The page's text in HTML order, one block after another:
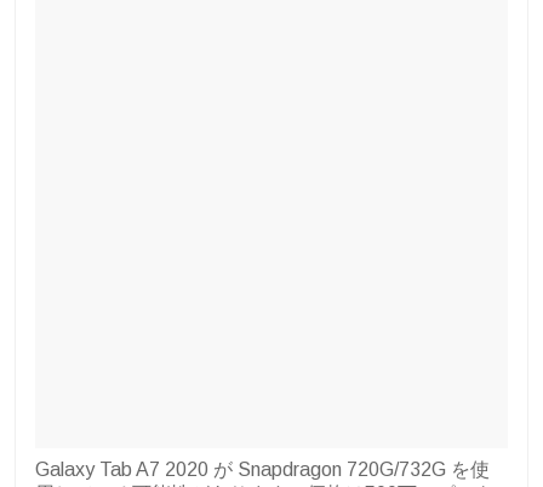
Galaxy Tab A7 2020 が Snapdragon 720G/732G を使